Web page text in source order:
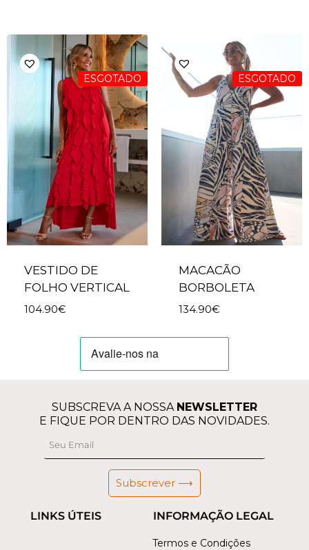
ESGOTADO
VESTIDO DE
FOLHO VERTICAL
104.90€
ESGOTADO
MACACÃO
BORBOLETA
134.90€
INFORMAÇÃO LEGAL
Termos e Condições
LINKS ÚTEIS
SUBSCREVA A NOSSA NEWSLETTER
E FIQUE POR DENTRO DAS NOVIDADES.
Subscrever ⟶